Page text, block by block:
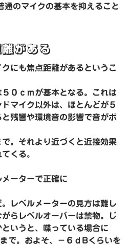
のマイクの基本を抑えること
がある
にも焦点距離があるというこ
０ｃｍが基本となる。これは
マイク以外は、ほとんどが５
残響や環境音の影響で音がボ
。それより近づくと近接効果
くる。
ーターで正確に
レベルメーターの見方は難し
らレベルオーバーは禁物。じ
いうと、喋っている場合に
で。およそ、−６ｄBくらいを